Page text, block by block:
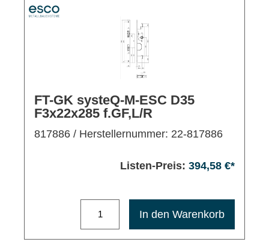
FT-GK systeQ-M-ESC D35
F3x22x285 f.GF,L/R
817886 / Herstellernummer: 22-817886
Listen-Preis: 394,58 €*
In den Warenkorb